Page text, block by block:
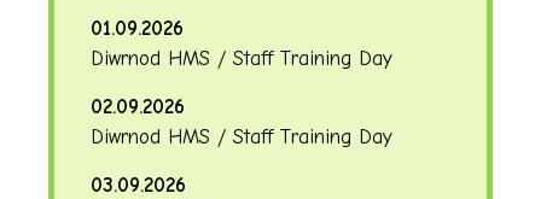
01.09.2026
Diwrnod HMS / Staff Training Day
02.09.2026
Diwrnod HMS / Staff Training Day
03.09.2026